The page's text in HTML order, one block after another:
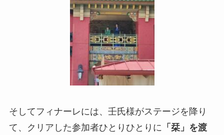
そしてフィナーレには、壬氏様がステージを降り
て、クリアした参加者ひとりひとりに 「栞」を渡